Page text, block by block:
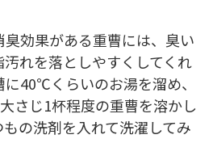
臭効果がある重曹には、臭い
れを落としやすくしてくれ
40℃くらいのお湯を溜め、
さじ1杯程度の重曹を溶かし
の洗剤を入れて洗濯してみ